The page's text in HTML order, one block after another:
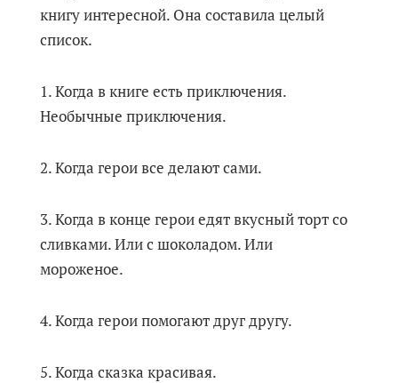
книгу интересной. Она составила целый
список.
1. Когда в книге есть приключения.
Необычные приключения.
2. Когда герои все делают сами.
3. Когда в конце герои едят вкусный торт со
сливками. Или с шоколадом. Или
мороженое.
4. Когда герои помогают друг другу.
5. Когда сказка красивая.